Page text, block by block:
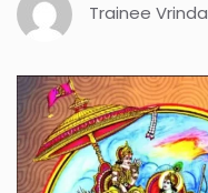
Trainee Vrinda